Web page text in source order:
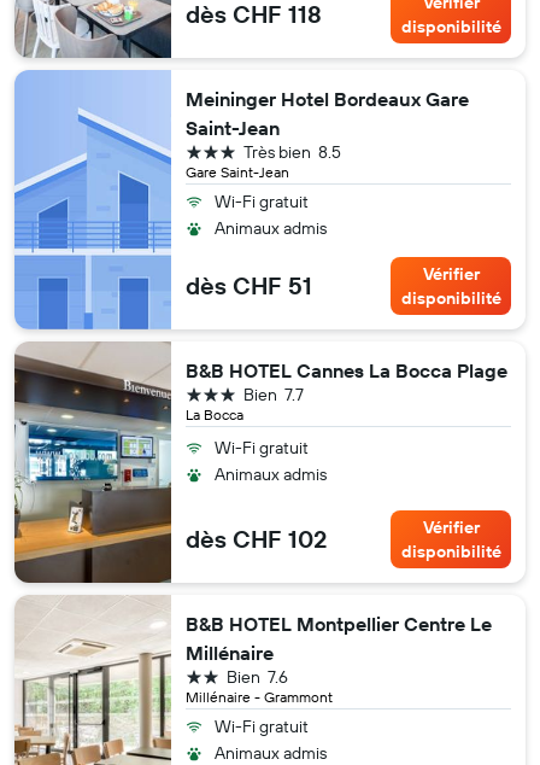
dès CHF 118
disponibilité
Meininger Hotel Bordeaux Gare
Saint-Jean
Gare Saint-Jean
8.5
Très bien
3 étoiles
Wi-Fi gratuit
Animaux admis
dès CHF 51
Vérifier
disponibilité
B&B HOTEL Cannes La Bocca Plage
La Bocca
7.7
Bien
3 étoiles
Wi-Fi gratuit
Animaux admis
dès CHF 102
Vérifier
disponibilité
B&B HOTEL Montpellier Centre Le
Millénaire
Millénaire - Grammont
7.6
Bien
2 étoiles
Wi-Fi gratuit
Animaux admis